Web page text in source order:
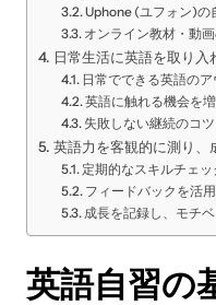
Uphone (ユフォン)の
オンライン教材・動
日常生活に英語を取り入
日常でできる英語のア
英語に触れる機会を
失敗しない継続のコツ
英語力を客観的に測り、
定期的なスキルチェ
フィードバックを活
成長を記録し、モチ
英語自習の